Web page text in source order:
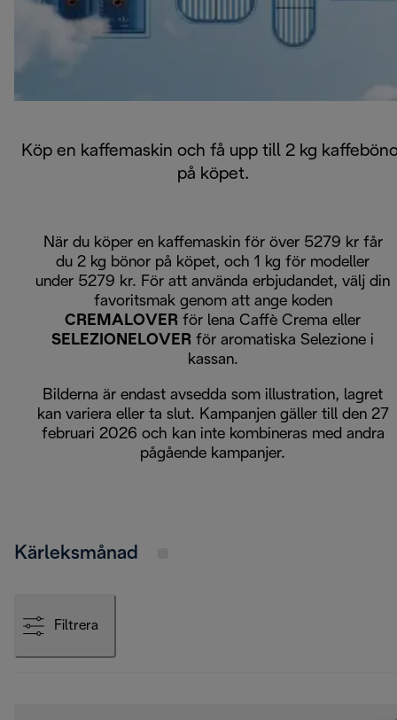
Köp en kaffemaskin och få upp till 2 kg
på köpet.
När du köper en kaffemaskin för över 5279 kr får
du 2 kg bönor på köpet, och 1 kg för modeller
under 5279 kr. För att använda erbjudandet, välj din
favoritsmak genom att ange koden
CREMALOVER för lena Caffè Crema eller
SELEZIONELOVER för aromatiska Selezione i
kassan.
Bilderna är endast avsedda som illustration, lagret
kan variera eller ta slut. Kampanjen gäller till den 27
februari 2026 och kan inte kombineras med andra
pågående kampanjer.
Kärleksmånad
Filtrera